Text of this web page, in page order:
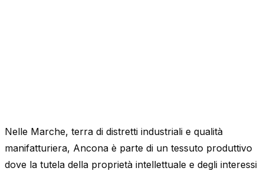
Nelle Marche, terra di distretti industriali e qualità
manifatturiera, Ancona è parte di un tessuto produttivo
dove la tutela della proprietà intellettuale e degli interessi